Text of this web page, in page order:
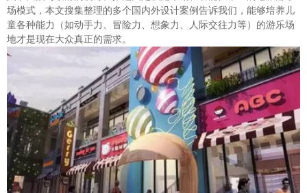
场模式，本文搜集整理的多个国内外设计案例告诉我们，能够培养儿
童各种能力（如动手力、冒险力、想象力、人际交往力等）的游乐场
地才是现在大众真正的需求。